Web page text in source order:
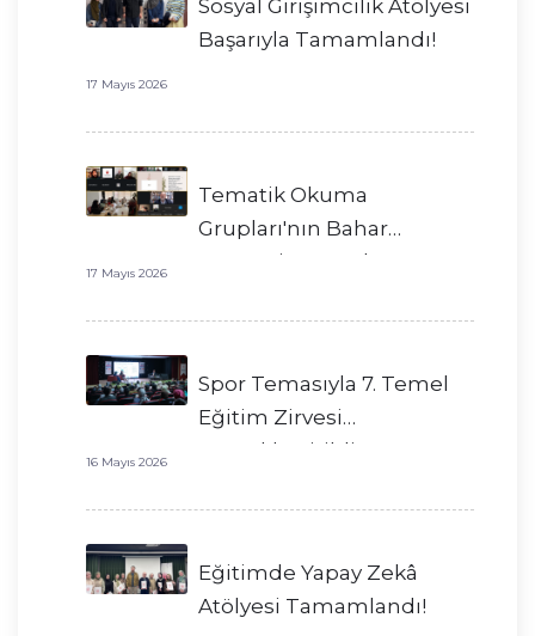
Sosyal Girişimcilik Atölyesi
Başarıyla Tamamlandı!
17 Mayıs 2026
Tematik Okuma
Grupları'nın Bahar
Dönemi Başarıyla
17 Mayıs 2026
Spor Temasıyla 7. Temel
Eğitim Zirvesi
Gerçekleştirildi!
16 Mayıs 2026
Eğitimde Yapay Zekâ
Atölyesi Tamamlandı!